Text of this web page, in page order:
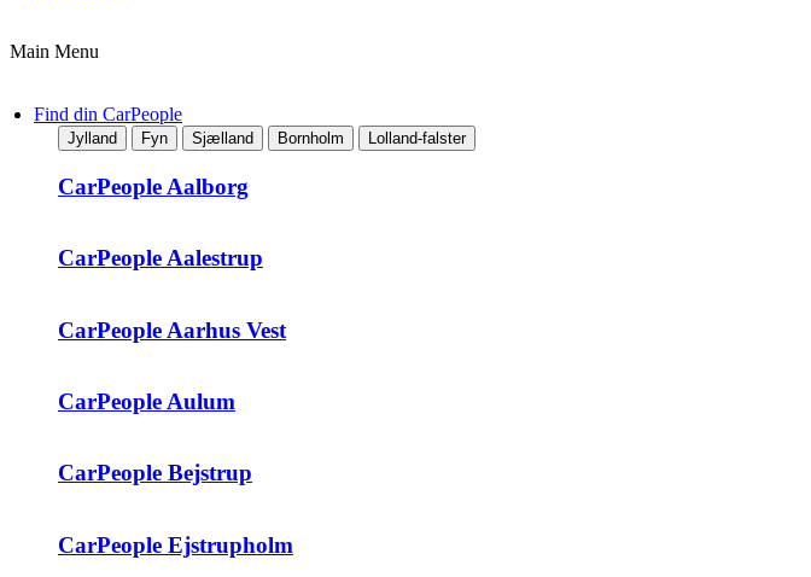
Main Menu
Find din CarPeople
Jylland Fyn Sjælland Bornholm Lolland-falster
CarPeople Aalborg
CarPeople Aalestrup
CarPeople Aarhus Vest
CarPeople Aulum
CarPeople Bejstrup
CarPeople Ejstrupholm